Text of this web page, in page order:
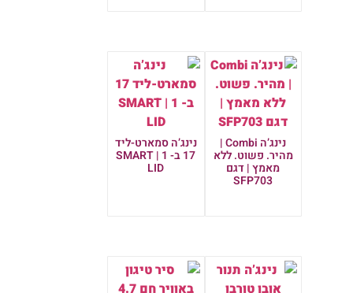
נינג’ה Combi |
מהיר. פשוט. ללא
מאמץ | דגם
SFP703
נינג’ה סמארט-ליד
17 ב- 1 | SMART
LID